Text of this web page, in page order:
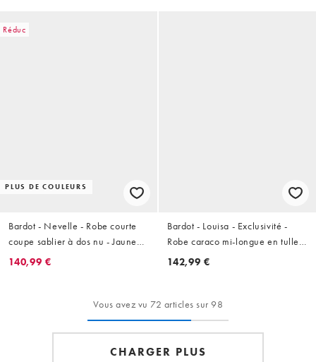
Réduc
PLUS DE COULEURS
Bardot - Nevelle - Robe courte
coupe sablier à dos nu - Jaune
canari
140,99 €
Bardot - Louisa - Exclusivité -
Robe caraco mi-longue en tulle à
fleurs - Rose clair
142,99 €
Vous avez vu 72 articles sur 98
CHARGER PLUS